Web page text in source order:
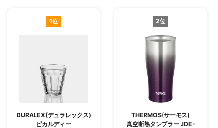
1位
DURALEX(デュラレックス)
ピカルディー
2位
THERMOS(サーモス)
真空断熱タンブラー JDE-